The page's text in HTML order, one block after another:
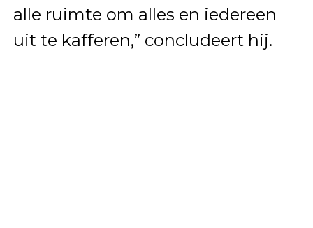
alle ruimte om alles en iedereen
uit te kafferen,” concludeert hij.